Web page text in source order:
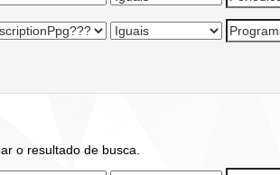
o resultado de busca.